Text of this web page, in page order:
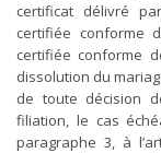
certificat délivré
certifiée conforme
certifiée conforme
dissolution du
de toute décision
filiation, le cas
paragraphe 3, à